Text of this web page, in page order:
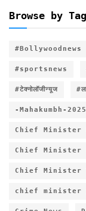
Browse by
#Bollywoodnews
#sportsnews
#टेक्नोलॉजीन्यूज
-Mahakumbh-2025
Chief Minister
Chief Minister
Chief Minister
chief minister